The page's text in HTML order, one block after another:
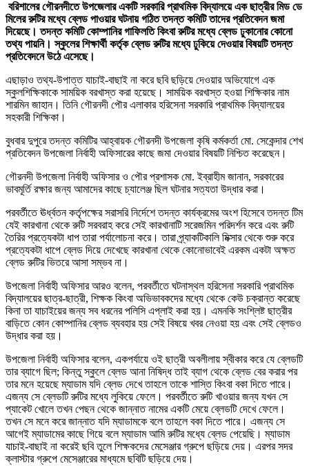
বরিশালের গৌরনদীতে উপজেলার একটি সরকারি প্রাথমিক বিদ্যালয়ে এক ছাত্রীর মিড ডে
মিলের রুটির মধ্যে ব্লেড পাওয়ার ঘটনায় গঠিত তদন্ত কমিটি তাদের প্রতিবেদন জমা
দিয়েছে। তদন্ত কমিটি কোম্পানির গাফিলতি কিংবা রুটির মধ্যে ব্লেড ঢুকানোর কোনো
তথ্য পায়নি। স্কুলের শিক্ষার্থী কর্তৃক ব্লেড রুটির মধ্যে ঢুকিয়ে দেওয়ার বিষয়টি তদন্ত
প্রতিবেদনে উঠে এসেছে।
এছাড়াও তথ্য-উপাত্ত যাচাই-বাছাই না করে ছবি ছড়িয়ে দেওয়ার অভিযোগে এক
স্কুলশিক্ষিকাকে সাময়িক বরখাস্ত করা হয়েছে। সাময়িক বরখাস্ত হওয়া শিক্ষিকার নাম
শারমিন জাহান। তিনি গৌরনদী পৌর এলাকার হরিসেনা সরকারি প্রাথমিক বিদ্যালয়ের
সহকারী শিক্ষিকা।
বুধবার দুপুরে তদন্ত কমিটির আহ্বায়ক গৌরনদী উপজেলা কৃষি কর্মকর্তা মো. সেকেন্দার শেখ
প্রতিবেদন উপজেলা নির্বাহী অফিসারের কাছে জমা দেওয়ার বিষয়টি নিশ্চিত করেছেন।
গৌরনদী উপজেলা নির্বাহী অফিসার ও পৌর প্রশাসক মো. ইব্রাহীম জানান, সরকারের
ভাবমূর্তি রক্ষার জন্য আমাদের কাছে চ্যালেঞ্জ ছিল ঘটনার সত্যতা উদ্ধার করা।
পরবর্তীতে ঊর্ধ্বতন কর্তৃপক্ষের সরাসরি নির্দেশে তদন্ত কার্যক্রমের অংশ হিসেবে তদন্ত টিম
যেই কারখানা থেকে রুটি সরবরাহ করে সেই কারখানাটি সরেজমিন পরিদর্শন করে এবং রুটি
তৈরির প্রত্যেকটা ধাপ তারা পর্যালোচনা করে। তারা প্র্যাকটিকালি মিক্সার থেকে শুরু করে
প্রত্যেকটা ধাপে ব্লেড দিয়ে দেখেছে কারখানা থেকে কোনোভাবেই এরকম একটা অক্ষত
ব্লেড রুটির ভিতরে আসা সম্ভব না।
উপজেলা নির্বাহী অফিসার আরও বলেন, পরবর্তীতে ঘটনাস্থল হরিসেনা সরকারি প্রাথমিক
বিদ্যালয়ের ছাত্র-ছাত্রী, শিক্ষক কিংবা অভিভাবকদের মধ্যে থেকে কেউ চক্রান্ত করেছে
কিনা তা যাচাইয়ের জন্য সব ধরনের পলিসি এপ্লাই করা হয়। এমনকি সংশ্লিষ্ট ছাত্রীর
বাড়িতে কোন কোম্পানির ব্লেড ব্যবহার হয় সেই বিষয়ে খবর নেওয়া হয় এবং সেই ব্লেডও
উদ্ধার করা হয়।
উপজেলা নির্বাহী অফিসার বলেন, একপর্যায়ে ওই ছাত্রী অবলীলায় স্বীকার করে যে ব্লেডটি
তার ব্যাগে ছিল; কিন্তু স্কুলে ব্লেড আনা নিষিদ্ধ তাই ব্যাগ থেকে ব্লেড বের করার পর
তার মনে হয়েছে ম্যাডাম যদি ব্লেড দেখে তাহলে তাকে শাস্তি কিংবা বকা দিতে পারে।
এজন্য সে ব্লেডটি রুটির মধ্যে লুকিয়ে ফেলে। পরবর্তীতে রুটি খাওয়ার জন্য যখন সে
প্যাকেট খোলে তখন পেছন থেকে জান্নাত নামের একটি মেয়ে ব্লেডটি দেখে ফেলে।
তখন সে মনে করে জান্নাত যদি ম্যাডামকে বলে তাহলে বকা দিতে পারে। এজন্য সে
আগেই ম্যাডামের কাছে গিয়ে বলে ম্যাডাম আমি রুটির মধ্যে ব্লেড পেয়েছি। ম্যাডাম
যাচাই-বাছাই না করেই ছবি তুলে শিক্ষকদের মেসেঞ্জার গ্রুপে ছড়িয়ে দেয়। এরপর সদর
ক্লাস্টার গ্রুপে মেসেঞ্জারের মাধ্যমে ছবিটি ছড়িয়ে দেয়।